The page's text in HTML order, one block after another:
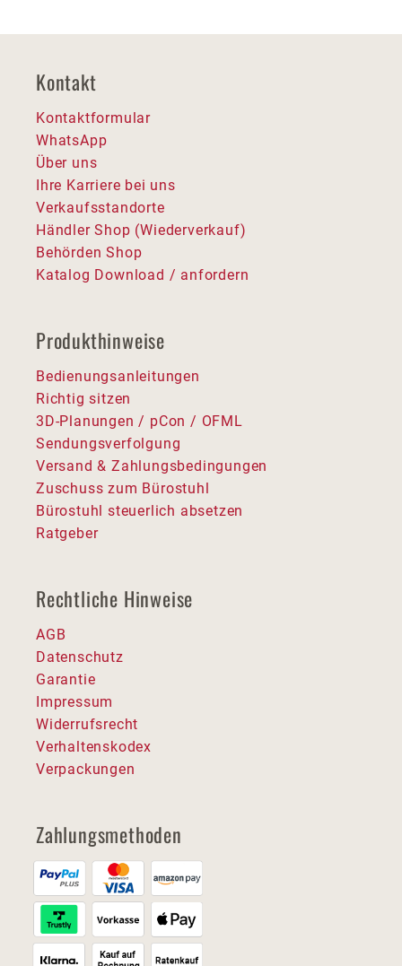
Kontakt
Kontaktformular
WhatsApp
Über uns
Ihre Karriere bei uns
Verkaufsstandorte
Händler Shop (Wiederverkauf)
Behörden Shop
Katalog Download / anfordern
Produkthinweise
Bedienungsanleitungen
Richtig sitzen
3D-Planungen / pCon / OFML
Sendungsverfolgung
Versand & Zahlungsbedingungen
Zuschuss zum Bürostuhl
Bürostuhl steuerlich absetzen
Ratgeber
Rechtliche Hinweise
AGB
Datenschutz
Garantie
Impressum
Widerrufsrecht
Verhaltenskodex
Verpackungen
Zahlungsmethoden